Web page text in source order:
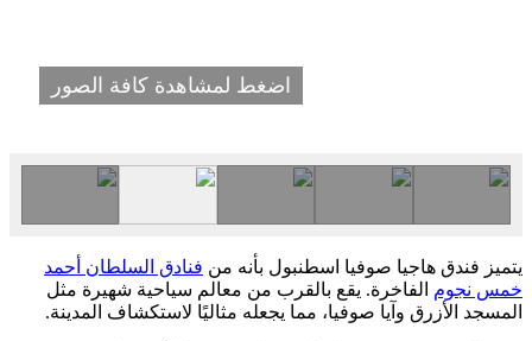
اضغط لمشاهدة كافة الصور
يتميز فندق هاجيا صوفيا اسطنبول بأنه من فنادق السلطان أحمد
خمس نجوم الفاخرة. يقع بالقرب من معالم سياحية شهيرة مثل
المسجد الأزرق وآيا صوفيا، مما يجعله مثاليًا لاستكشاف المدينة.